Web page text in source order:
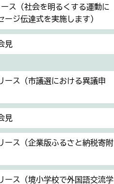
ス（社会を明るくする運動に
ジ伝達式を実施します）
見
ース（市議選における異議申
見
ース（企業版ふるさと納税寄附
ース（境小学校で外国語交流学